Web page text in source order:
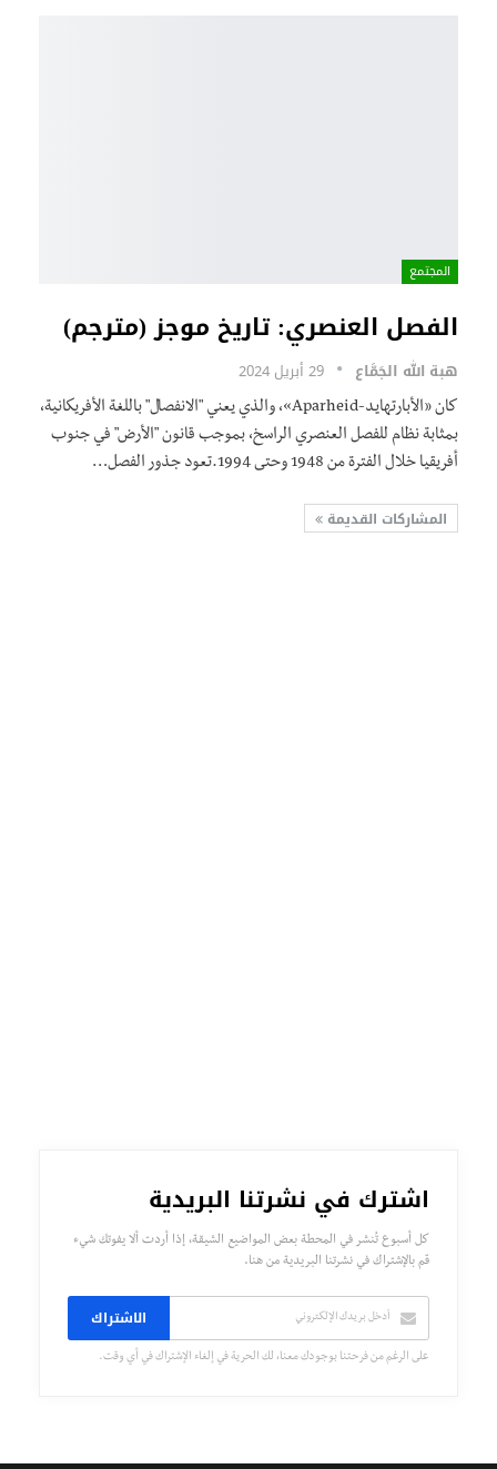
المجتمع
الفصل العنصري: تاريخ موجز (مترجم)
هبة الله الجَمَّاع 29 أبريل 2024
كان «الأبارتهايد-Aparheid»، والذي يعني "الانفصال" باللغة الأفريكانية،
بمثابة نظام للفصل العنصري الراسخ، بموجب قانون "الأرض" في جنوب
أفريقيا خلال الفترة من 1948 وحتى 1994.تعود جذور الفصل…
المشاركات القديمة
اشترك في نشرتنا البريدية
كل أسبوع تُنشر في المحطة بعض المواضيع الشيقة، إذا أردت ألا يفوتك شيء
قم بالإشتراك في نشرتنا البريدية من هنا.
الاشتراك
على الرغم من فرحتنا بوجودك معنا، لك الحرية في إلغاء الإشتراك في أي وقت.